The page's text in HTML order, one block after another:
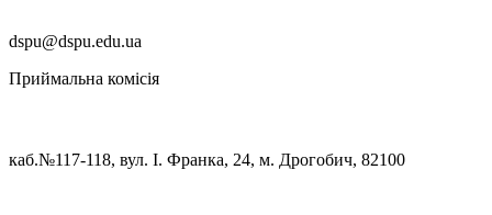
dspu@dspu.edu.ua
Приймальна комісія
каб.№117-118, вул. І. Франка, 24, м. Дрогобич, 82100